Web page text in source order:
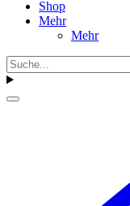
Shop
Mehr
Mehr